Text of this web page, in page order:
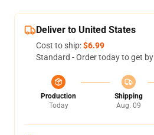
Deliver to United States
Cost to ship:$6.99
Standard - Order today to get by
Production
Today
Shipping
Aug. 09